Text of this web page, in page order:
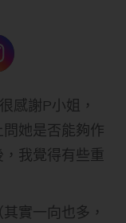
感謝P小姐，
她是否能夠作
我覺得有些重
實一向也多，